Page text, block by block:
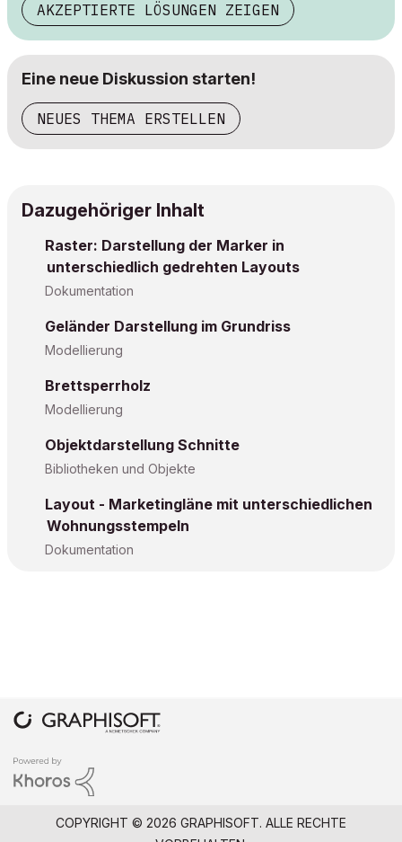
AKZEPTIERTE LÖSUNGEN ZEIGEN
Eine neue Diskussion starten!
NEUES THEMA ERSTELLEN
Dazugehöriger Inhalt
Raster: Darstellung der Marker in
unterschiedlich gedrehten Layouts
Dokumentation
Geländer Darstellung im Grundriss
Modellierung
Brettsperrholz
Modellierung
Objektdarstellung Schnitte
Bibliotheken und Objekte
Layout - Marketingläne mit unterschiedlichen
Wohnungsstempeln
Dokumentation
COPYRIGHT © 2026 GRAPHISOFT. ALLE RECHTE